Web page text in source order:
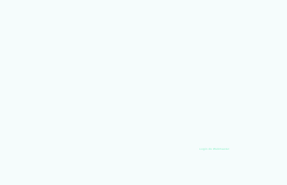
Login do Webmaster